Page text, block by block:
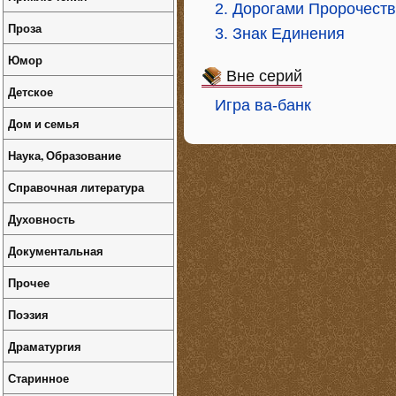
2. Дорогами
3. Знак Единения
Вне серий
Игра ва-банк
Проза
Юмор
Детское
Дом и семья
Наука, Образование
Справочная литература
Духовность
Документальная
Прочее
Поэзия
Драматургия
Старинное